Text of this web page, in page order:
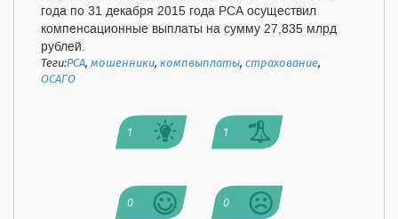
года по 31 декабря 2015 года РСА осуществил
компенсационные выплаты на сумму 27,835 млрд
рублей.
Теги:РСА,мошенники,компвыплаты,страхование,
ОСАГО
1 1
0 0